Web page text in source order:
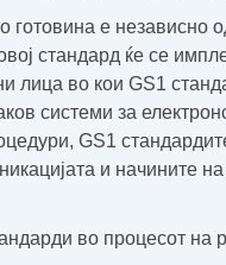
е независно
стандард ќе се
лица во кои GS1
системи за
GS1
и начините
во процесот на